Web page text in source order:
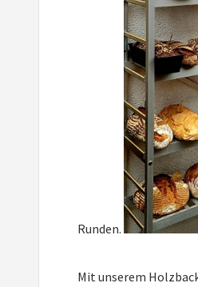
Runden.
Mit unserem